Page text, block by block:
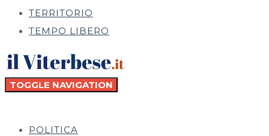
TERRITORIO
TEMPO LIBERO
TOGGLE NAVIGATION
POLITICA